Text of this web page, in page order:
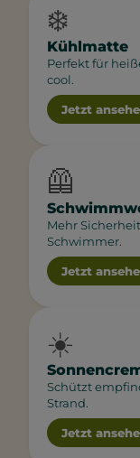
❄️
Kühlmatte
Perfekt für
cool.
Jetzt
🦺
Mehr
Schwimmer.
Jetzt
☀️
Schützt
Strand.
Jetzt